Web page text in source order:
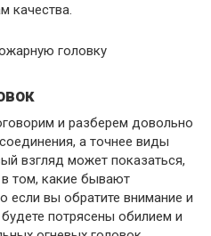
качества.
и разберем довольно
а точнее виды
взгляд может показаться,
в том, какие бывают
если вы обратите внимание и
потрясены обилием и